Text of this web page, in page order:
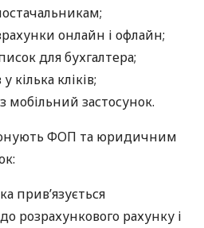
онлайн і офлайн;
для бухгалтера;
кілька кліків;
мобільний застосунок.
ФОП та юридичним
прив’язується
розрахункового рахунку і